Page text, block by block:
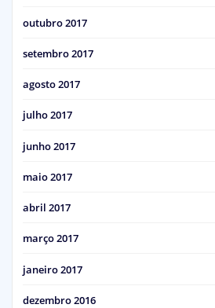
outubro 2017
setembro 2017
agosto 2017
julho 2017
junho 2017
maio 2017
abril 2017
março 2017
janeiro 2017
dezembro 2016